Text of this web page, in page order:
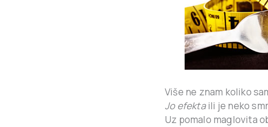
Više ne znam koliko
Jo efektaili je neko
Uz pomalo maglovita